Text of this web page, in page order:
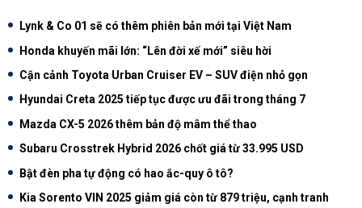
Lynk & Co 01 sẽ có thêm phiên bản mới tại Việt Nam
Honda khuyến mãi lớn: “Lên đời xế mới” siêu hời
Cận cảnh Toyota Urban Cruiser EV – SUV điện nhỏ gọn
Hyundai Creta 2025 tiếp tục được ưu đãi trong tháng 7
Mazda CX-5 2026 thêm bản độ mâm thể thao
Subaru Crosstrek Hybrid 2026 chốt giá từ 33.995 USD
Bật đèn pha tự động có hao ắc-quy ô tô?
Kia Sorento VIN 2025 giảm giá còn từ 879 triệu, cạnh tranh